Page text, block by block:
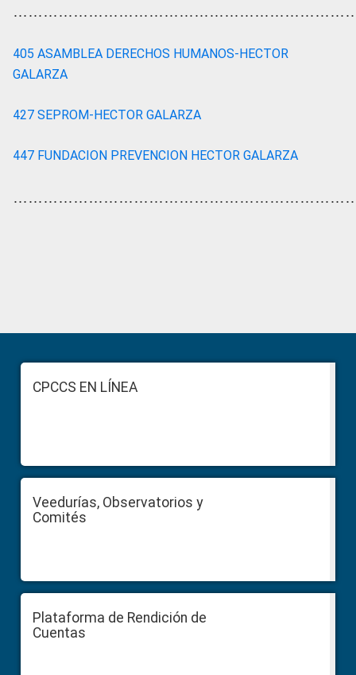
405 ASAMBLEA DERECHOS HUMANOS-HECTOR
GALARZA
427 SEPROM-HECTOR GALARZA
447 FUNDACION PREVENCION HECTOR GALARZA
Sidebar
FooterCPCCS EN LÍNEA
Veedurías, Observatorios y
Comités
Plataforma de Rendición de
Cuentas